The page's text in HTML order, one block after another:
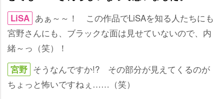
LiSA あぁ～～！ この作品でLiSAを知る人たちにも
宮野さんにも、ブラックな面は見せていないので、内
緒～っ（笑）！
宮野 そうなんですか!? その部分が見えてくるのが
ちょっと怖いですねぇ……（笑）